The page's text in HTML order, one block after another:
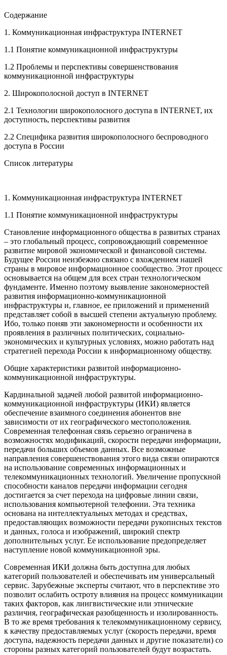
Содержание
1. Коммуникационная инфраструктура INTERNET
1.1 Понятие коммуникационной инфраструктуры
1.2 Проблемы и перспективы совершенствования
коммуникационной инфраструктуры
2. Широкополосной доступ в INTERNET
2.1 Технологии широкополосного доступа в INTERNET, их
доступность, перспективы развития
2.2 Специфика развития широкополосного беспроводного
доступа в России
Список литературы
1. Коммуникационная инфраструктура INTERNET
1.1 Понятие коммуникационной инфраструктуры
Становление информационного общества в развитых странах
– это глобальный процесс, сопровождающий современное
развитие мировой экономической и финансовой системы.
Будущее России неизбежно связано с вхождением нашей
страны в мировое информационное сообщество. Этот процесс
основывается на общем для всех стран технологическом
фундаменте. Именно поэтому выявление закономерностей
развития информационно-коммуникационной
инфраструктуры и, главное, ее приложений и применений
представляет собой в высшей степени актуальную проблему.
Ибо, только поняв эти закономерности и особенности их
проявления в различных политических, социально-
экономических и культурных условиях, можно работать над
стратегией перехода России к информационному обществу.
Общие характеристики развитой информационно-
коммуникационной инфраструктуры.
Кардинальной задачей любой развитой информационно-
коммуникационной инфраструктуры (ИКИ) является
обеспечение взаимного соединения абонентов вне
зависимости от их географического местоположения.
Современная телефонная связь серьезно ограничена в
возможностях модификаций, скорости передачи информации,
передачи больших объемов данных. Все возможные
направления совершенствования этого вида связи опираются
на использование современных информационных и
телекоммуникационных технологий. Увеличение пропускной
способности каналов передачи информации сегодня
достигается за счет перехода на цифровые линии связи,
использования компьютерной телефонии. Эта техника
основана на интеллектуальных методах и средствах,
предоставляющих возможности передачи рукописных текстов
и данных, голоса и изображений, широкий спектр
дополнительных услуг. Ее использование предопределяет
наступление новой коммуникационной эры.
Современная ИКИ должна быть доступна для любых
категорий пользователей и обеспечивать им универсальный
сервис. Зарубежные эксперты считают, что в перспективе это
позволит ослабить остроту влияния на процесс коммуникации
таких факторов, как лингвистические или этнические
различия, географическая разобщенность и изолированность.
В то же время требования к телекоммуникационному сервису,
к качеству предоставляемых услуг (скорость передачи, время
доступа, надежность передачи данных и другие показатели) со
стороны разных категорий пользователей будут возрастать.